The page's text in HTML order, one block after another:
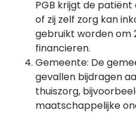
PGB krijgt de
of zij zelf zorg kan
gebruikt worden om
financieren.
Gemeente: De
gevallen bijdragen
thuiszorg,
maatschappelijke